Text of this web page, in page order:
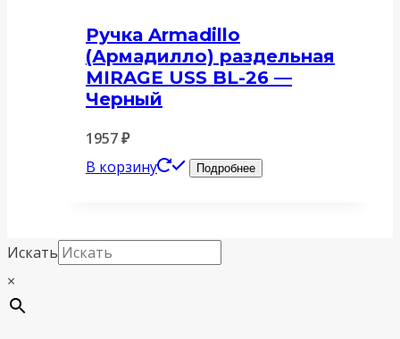
Ручка Armadillo
(Армадилло) раздельная
MIRAGE USS BL-26 —
Черный
1957₽
В корзину
Подробнее
Искать
×